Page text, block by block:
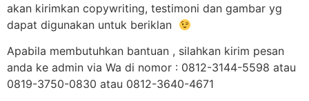
akan kirimkan copywriting, testimoni dan gambar yg
dapat digunakan untuk beriklan
Apabila membutuhkan bantuan , silahkan kirim pesan
anda ke admin via Wa di nomor : 0812-3144-5598 atau
0819-3750-0830 atau 0812-3640-4671